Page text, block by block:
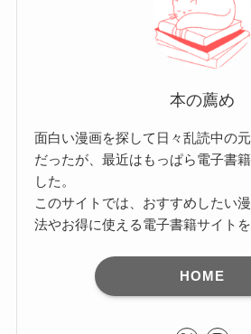
本の薦め
面白い漫画を探して日々乱読中の
だったが、最近はもっぱら電子書
した。
このサイトでは、おすすめしたい
法やお得に使える電子書籍サイトを
HOME